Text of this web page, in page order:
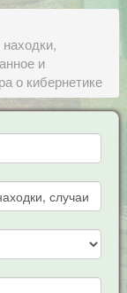
и
о кибернетике